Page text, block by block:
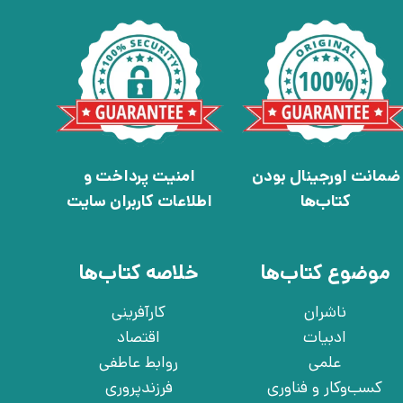
ضمانت اورجینال بودن
کتاب‌ها
امنیت پرداخت و
اطلاعات کاربران سایت
موضوع کتاب‌ها
ناشران
ادبیات
علمی
کسب‌وکار و فناوری
خلاصه کتاب‌ها
کارآفرینی
اقتصاد
روابط عاطفی
فرزندپروری